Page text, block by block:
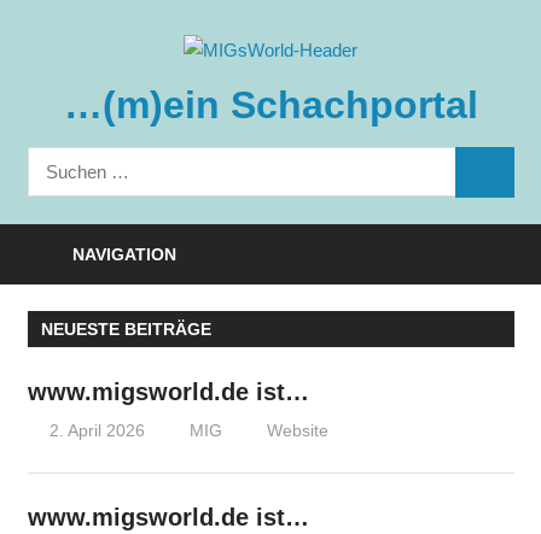
…(m)ein Schachportal
Suchen
nach:
NAVIGATION
NEUESTE BEITRÄGE
www.migsworld.de ist…
2. April 2026 MIG Website
www.migsworld.de ist…